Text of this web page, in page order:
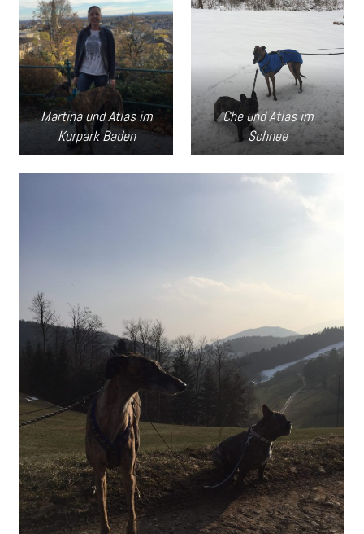
Martina und Atlas im
Kurpark Baden
Che und Atlas im
Schnee